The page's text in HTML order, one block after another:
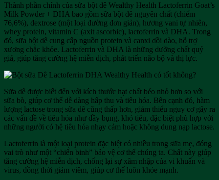
Thành phần chính của sữa bột dê Wealthy Health Lactoferrin Goat’s
Milk Powder + DHA bao gồm sữa bột dê nguyên chất (chiếm
76,6%), dextrose (một loại đường đơn giản), hương vani tự nhiên,
whey protein, vitamin C (axit ascorbic), lactoferrin và DHA. Trong
đó, sữa bột dê cung cấp nguồn protein và canxi dồi dào, hỗ trợ
xương chắc khỏe. Lactoferrin và DHA là những dưỡng chất quý
giá, giúp tăng cường hệ miễn dịch, phát triển não bộ và thị lực.
Sữa dê được biết đến với kích thước hạt chất béo nhỏ hơn so với
sữa bò, giúp cơ thể dễ dàng hấp thu và tiêu hóa. Bên cạnh đó, hàm
lượng lactose trong sữa dê cũng thấp hơn, giảm thiểu nguy cơ gây ra
các vấn đề về tiêu hóa như đầy bụng, khó tiêu, đặc biệt phù hợp với
những người có hệ tiêu hóa nhạy cảm hoặc không dung nạp lactose.
Lactoferrin là một loại protein đặc biệt có nhiều trong sữa mẹ, đóng
vai trò như một “chiến binh” bảo vệ cơ thể chúng ta. Chất này giúp
tăng cường hệ miễn dịch, chống lại sự xâm nhập của vi khuẩn và
virus, đồng thời giảm viêm, giúp cơ thể luôn khỏe mạnh.